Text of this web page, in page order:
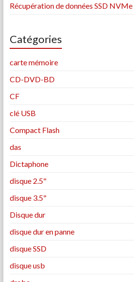
Récupération de données SSD
Catégories
carte mémoire
CD-DVD-BD
CF
clé USB
Compact Flash
das
Dictaphone
disque 2.5"
disque 3.5"
Disque dur
disque dur en panne
disque SSD
disque usb